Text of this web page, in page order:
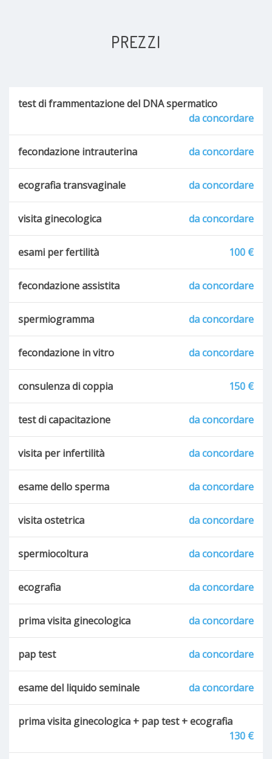
PREZZI
test di frammentazione del DNA spermatico
da concordare
fecondazione intrauterina da concordare
ecografia transvaginale da concordare
visita ginecologica da concordare
esami per fertilità 100 €
fecondazione assistita da concordare
spermiogramma da concordare
fecondazione in vitro da concordare
consulenza di coppia 150 €
test di capacitazione da concordare
visita per infertilità da concordare
esame dello sperma da concordare
visita ostetrica da concordare
spermiocoltura da concordare
ecografia da concordare
prima visita ginecologica da concordare
pap test da concordare
esame del liquido seminale da concordare
prima visita ginecologica + pap test + ecografia
130 €